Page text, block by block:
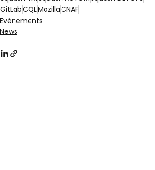
GitLabCQLMozillaCNAF
Evénements
News